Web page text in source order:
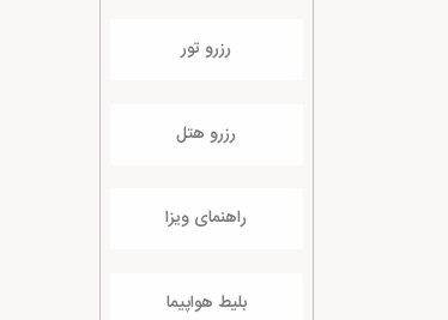
رزرو تور
رزرو هتل
راهنمای ویزا
بلیط هواپیما